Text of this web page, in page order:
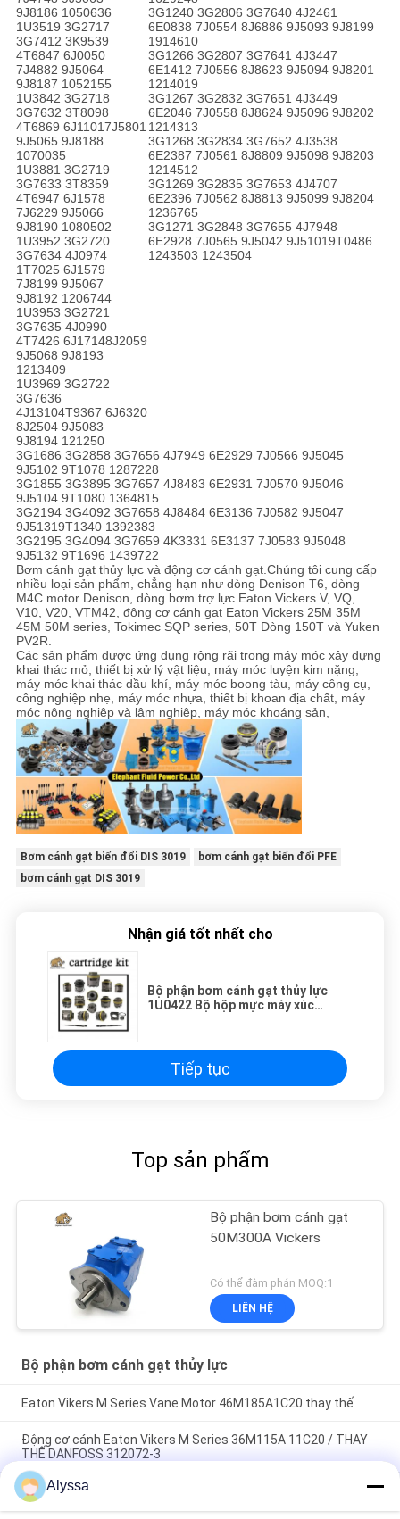
9J8186 1050636
1U3519 3G2717
3G7412 3K9539
4T6847 6J0050
7J4882 9J5064
9J8187 1052155
1U3842 3G2718
3G7632 3T8098
4T6869 6J11017J5801
9J5065 9J8188
1070035
1U3881 3G2719
3G7633 3T8359
4T6947 6J1578
7J6229 9J5066
9J8190 1080502
1U3952 3G2720
3G7634 4J0974
1T7025 6J1579
7J8199 9J5067
9J8192 1206744
1U3953 3G2721
3G7635 4J0990
4T7426 6J17148J2059
9J5068 9J8193
1213409
1U3969 3G2722
3G7636
4J13104T9367 6J6320
8J2504 9J5083
9J8194 121250
3G1240 3G2806 3G7640 4J2461
6E0838 7J0554 8J6886 9J5093 9J8199
1914610
3G1266 3G2807 3G7641 4J3447
6E1412 7J0556 8J8623 9J5094 9J8201
1214019
3G1267 3G2832 3G7651 4J3449
6E2046 7J0558 8J8624 9J5096 9J8202
1214313
3G1268 3G2834 3G7652 4J3538
6E2387 7J0561 8J8809 9J5098 9J8203
1214512
3G1269 3G2835 3G7653 4J4707
6E2396 7J0562 8J8813 9J5099 9J8204
1236765
3G1271 3G2848 3G7655 4J7948
6E2928 7J0565 9J5042 9J51019T0486
1243503 1243504
3G1686 3G2858 3G7656 4J7949 6E2929 7J0566 9J5045
9J5102 9T1078 1287228
3G1855 3G3895 3G7657 4J8483 6E2931 7J0570 9J5046
9J5104 9T1080 1364815
3G2194 3G4092 3G7658 4J8484 6E3136 7J0582 9J5047
9J51319T1340 1392383
3G2195 3G4094 3G7659 4K3331 6E3137 7J0583 9J5048
9J5132 9T1696 1439722
Bơm cánh gạt thủy lực và động cơ cánh gạt.Chúng tôi cung cấp
nhiều loại sản phẩm, chẳng hạn như dòng Denison T6, dòng
M4C motor Denison, dòng bơm trợ lực Eaton Vickers V, VQ,
V10, V20, VTM42, động cơ cánh gạt Eaton Vickers 25M 35M
45M 50M series, Tokimec SQP series, 50T Dòng 150T và Yuken
PV2R.
Các sản phẩm được ứng dụng rộng rãi trong máy móc xây dựng
khai thác mỏ, thiết bị xử lý vật liệu, máy móc luyện kim nặng,
máy móc khai thác dầu khí, máy móc boong tàu, máy công cụ,
công nghiệp nhẹ, máy móc nhựa, thiết bị khoan địa chất, máy
móc nông nghiệp và lâm nghiệp, máy móc khoáng sản,
Bơm cánh gạt biến đổi DIS 3019
bơm cánh gạt biến đổi PFE
bơm cánh gạt DIS 3019
Nhận giá tốt nhất cho
Bộ phận bơm cánh gạt thủy lực
1U0422 Bộ hộp mực máy xúc
Tiếp tục
Top sản phẩm
Bộ phận bơm cánh gạt
50M300A Vickers
Có thể đàm phán MOQ:1
LIÊN HỆ
Bộ phận bơm cánh gạt thủy lực
Eaton Vikers M Series Vane Motor 46M185A1C20 thay thế
Động cơ cánh Eaton Vikers M Series 36M115A 11C20 / THAY
THẾ DANFOSS 312072-3
T6E-066-1R00-C1 Máy bơm và các bộ phận được sản xuất tại
Trung Quốc phù hợp với T6E Denison
Alyssa